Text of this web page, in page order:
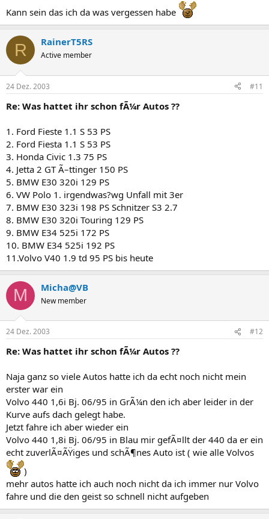
Kann sein das ich da was vergessen habe
R RainerT5RS
Active member
24 Dez. 2003 #11
Re: Was hattet ihr schon fÃ¼r Autos ??
1. Ford Fieste 1.1 S 53 PS
2. Ford Fiesta 1.1 S 53 PS
3. Honda Civic 1.3 75 PS
4. Jetta 2 GT Ã–ttinger 150 PS
5. BMW E30 320i 129 PS
6. VW Polo 1. irgendwas?wg Unfall mit 3er
7. BMW E30 323i 198 PS Schnitzer S3 2.7
8. BMW E30 320i Touring 129 PS
9. BMW E34 525i 172 PS
10. BMW E34 525i 192 PS
11.Volvo V40 1.9 td 95 PS bis heute
M Micha@VB
New member
24 Dez. 2003 #12
Re: Was hattet ihr schon fÃ¼r Autos ??
Naja ganz so viele Autos hatte ich da echt noch nicht mein
erster war ein
Volvo 440 1,6i Bj. 06/95 in GrÃ¼n den ich aber leider in der
Kurve aufs dach gelegt habe.
Jetzt fahre ich aber wieder ein
Volvo 440 1,8i Bj. 06/95 in Blau mir gefÃ¤llt der 440 da er ein
echt zuverlÃ¤ÃŸiges und schÃ¶nes Auto ist ( wie alle Volvos
)
mehr autos hatte ich auch noch nicht da ich immer nur Volvo
fahre und die den geist so schnell nicht aufgeben